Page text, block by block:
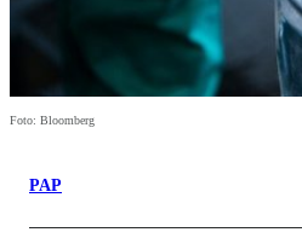
Foto: Bloomberg
PAP